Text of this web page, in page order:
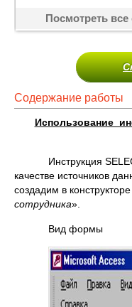
Посмотреть
Содержание работы
Использование
Инструкция
качестве источников
создадим в
сотрудника».
Вид формы